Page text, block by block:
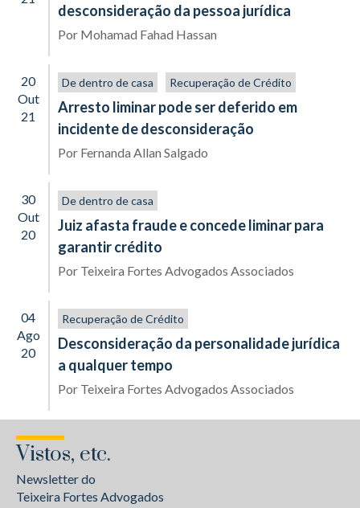
desconsideração da pessoa jurídica
Por Mohamad Fahad Hassan
20
Out
21
De dentro de casa Recuperação de Crédito
Arresto liminar pode ser deferido em
incidente de desconsideração
Por Fernanda Allan Salgado
30
Out
20
De dentro de casa
Juiz afasta fraude e concede liminar para
garantir crédito
Por Teixeira Fortes Advogados Associados
04
Ago
20
Recuperação de Crédito
Desconsideração da personalidade jurídica
a qualquer tempo
Por Teixeira Fortes Advogados Associados
Vistos, etc.
Newsletter do
Teixeira Fortes Advogados